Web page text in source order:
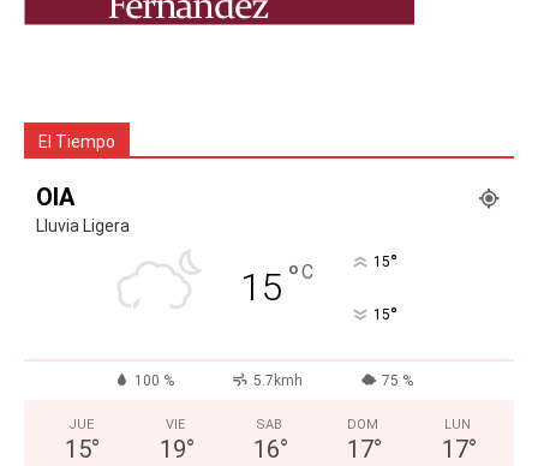
El Tiempo
OIA
Lluvia Ligera
15 °C 15°
15°
100 % 5.7kmh 75 %
JUE
15°
VIE
19°
SAB
16°
DOM
17°
LUN
17°